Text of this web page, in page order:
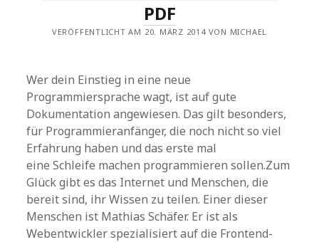
PDF
VERÖFFENTLICHT AM 20. MÄRZ 2014 VON MICHAEL
Wer dein Einstieg in eine neue
Programmiersprache wagt, ist auf gute
Dokumentation angewiesen. Das gilt besonders,
für Programmieranfänger, die noch nicht so viel
Erfahrung haben und das erste mal
eine Schleife machen programmieren sollen.Zum
Glück gibt es das Internet und Menschen, die
bereit sind, ihr Wissen zu teilen. Einer dieser
Menschen ist Mathias Schäfer. Er ist als
Webentwickler spezialisiert auf die Frontend-